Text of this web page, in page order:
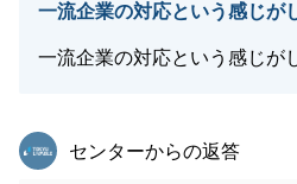
一流企業の対応という感じが
一流企業の対応という感じが
東急リバブル
センターからの返答